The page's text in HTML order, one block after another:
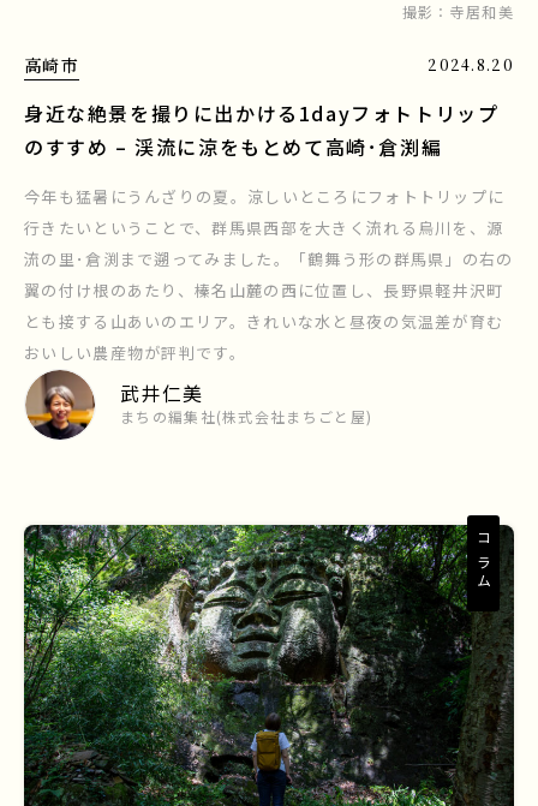
撮影： 寺居和美
高崎市 2024.8.20
身近な絶景を撮りに出かける1dayフォトトリップ
のすすめ – 渓流に涼をもとめて高崎･倉渕編
今年も猛暑にうんざりの夏。涼しいところにフォトトリップに
行きたいということで、群馬県西部を大きく流れる烏川を、源
流の里･倉渕まで遡ってみました。「鶴舞う形の群馬県」の右の
翼の付け根のあたり、榛名山麓の西に位置し、長野県軽井沢町
とも接する山あいのエリア。きれいな水と昼夜の気温差が育む
おいしい農産物が評判です。
武井仁美
まちの編集社(株式会社まちごと屋)
コラム